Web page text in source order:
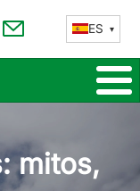
ES
mitos,